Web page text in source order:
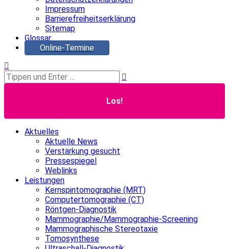
Impressum
Barrierefreiheitserklärung
Sitemap
Glossar
Online-Termine
Search:
Aktuelles
Aktuelle News
Verstärkung gesucht
Pressespiegel
Weblinks
Leistungen
Kernspintomographie (MRT)
Computertomographie (CT)
Röntgen-Diagnostik
Mammographie/Mammographie-Screening
Mammographische Stereotaxie
Tomosynthese